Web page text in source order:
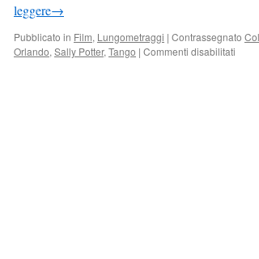
leggere→
Pubblicato in Film, Lungometraggi | Contrassegnato
Orlando, Sally Potter, Tango | Commenti disabilitati